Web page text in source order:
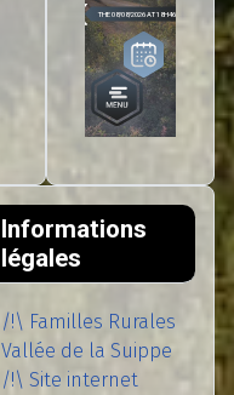
Informations
légales
/!\ Familles Rurales
Vallée de la Suippe
/!\ Site internet